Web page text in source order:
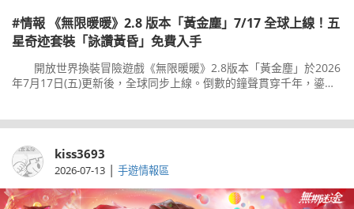
#情報 《無限暖暖》2.8 版本「黃金塵」7/17 全球上線！五
星奇迹套裝「詠讚黃昏」免費入手
開放世界換裝冒險遊戲《無限暖暖》2.8版本「黃金塵」於2026
年7月17日(五)更新後，全球同步上線。倒數的鐘聲貫穿千年，鎏金
kiss3693
2026-07-13 | 手遊情報區